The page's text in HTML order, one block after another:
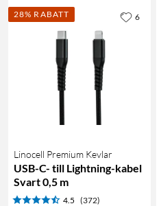
28% RABATT
Linocell Premium Kevlar
USB-C- till Lightning-kabel
Svart 0,5 m
4.5 (372)
6